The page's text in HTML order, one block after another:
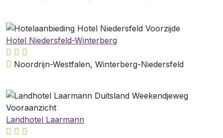
Hotel Niedersfeld-Winterberg
Noordrijn-Westfalen, Winterberg-Niedersfeld
Landhotel Laarmann